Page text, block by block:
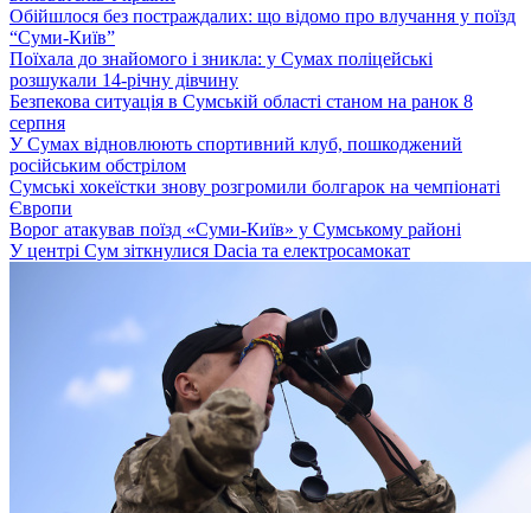
Обійшлося без постраждалих: що відомо про влучання у поїзд
“Суми-Київ”
Поїхала до знайомого і зникла: у Сумах поліцейські
розшукали 14-річну дівчину
Безпекова ситуація в Сумській області станом на ранок 8
серпня
У Сумах відновлюють спортивний клуб, пошкоджений
російським обстрілом
Сумські хокеїстки знову розгромили болгарок на чемпіонаті
Європи
Ворог атакував поїзд «Суми-Київ» у Сумському районі
У центрі Сум зіткнулися Dacia та електросамокат